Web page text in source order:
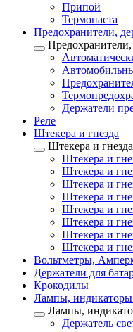
Припой
Термопаста
Предохранители,
Держатели
Реле
Штекера и гнезда
Штекера и гнезда
Штекера и
Штекера и
Штекера и
Штекера и
Штекера и
Штекера и
Штекера и
Штекера и
Вольтметры,
Держатели для
Крокодилы
Лампы, индикаторы
Лампы,
Держатель